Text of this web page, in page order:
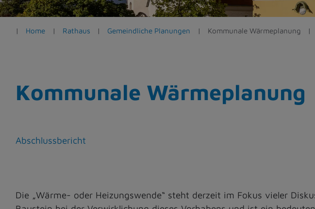
e
n
Home Rathaus Gemeindliche Planungen Kommunale Wärmeplanung
Kommunale Wärmeplanung
Abschlussbericht
Die „Wärme- oder Heizungswende“ steht derzeit im Fokus vieler